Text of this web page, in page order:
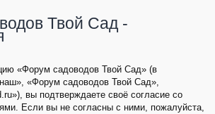
Твой Сад -
«Форум садоводов Твой Сад» (в
«Форум садоводов Твой Сад»,
вы подтверждаете своё согласие со
Если вы не согласны с ними, пожалуйста,